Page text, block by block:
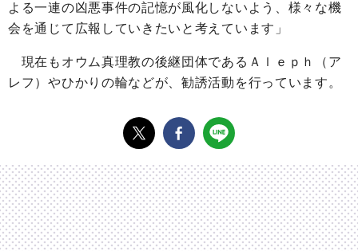
よる一連の凶悪事件の記憶が風化しないよう、様々な機
会を通じて広報していきたいと考えています」
現在もオウム真理教の後継団体であるＡｌｅｐｈ（ア
レフ）やひかりの輪などが、勧誘活動を行っています。